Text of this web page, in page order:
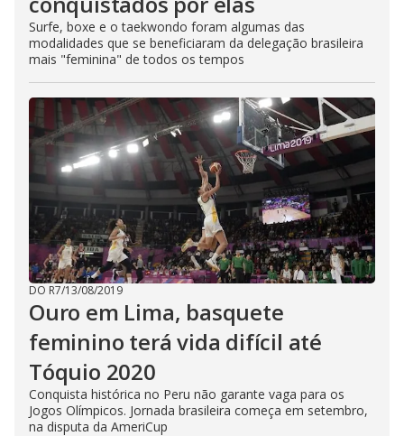
Surfe, boxe e o taekwondo foram algumas das
modalidades que se beneficiaram da delegação brasileira
mais "feminina" de todos os tempos
DO R7/13/08/2019
Ouro em Lima, basquete
feminino terá vida difícil até
Tóquio 2020
Conquista histórica no Peru não garante vaga para os
Jogos Olímpicos. Jornada brasileira começa em setembro,
na disputa da AmeriCup